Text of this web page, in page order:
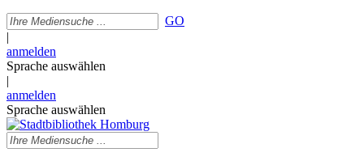
GO
|
anmelden
Sprache auswählen
|
anmelden
Sprache auswählen